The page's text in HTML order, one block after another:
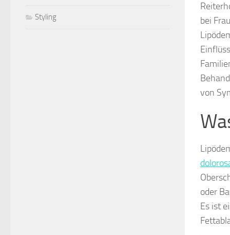
bei
von
oder
Es ist
Styling